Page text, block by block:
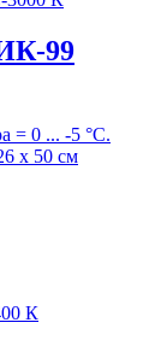
99
= 0 ... -5 °С.
х 50 см